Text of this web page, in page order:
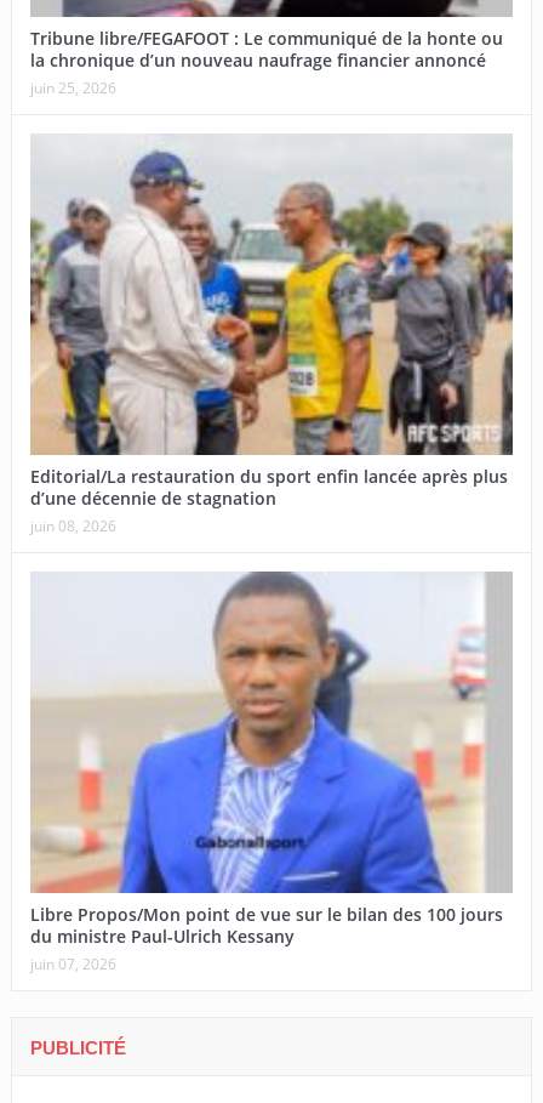
Tribune libre/FEGAFOOT : Le communiqué de la honte ou
la chronique d’un nouveau naufrage financier annoncé
juin 25, 2026
Editorial/La restauration du sport enfin lancée après plus
d’une décennie de stagnation
juin 08, 2026
Libre Propos/Mon point de vue sur le bilan des 100 jours
du ministre Paul-Ulrich Kessany
juin 07, 2026
PUBLICITÉ